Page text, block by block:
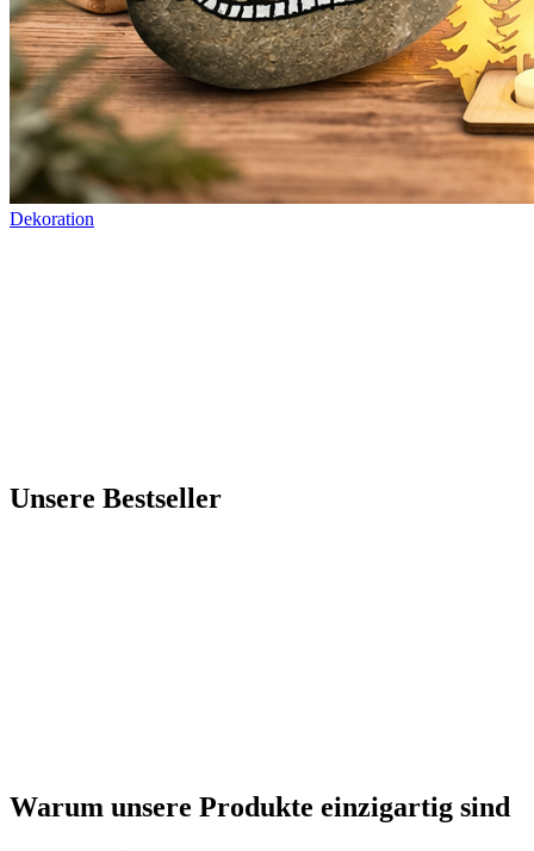
Dekoration
Unsere Bestseller
Warum unsere Produkte einzigartig sind